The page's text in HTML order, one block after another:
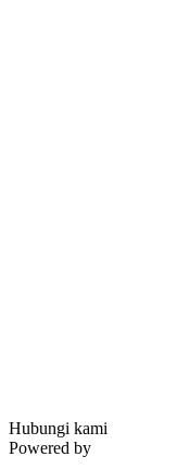
Hubungi kami
Powered by